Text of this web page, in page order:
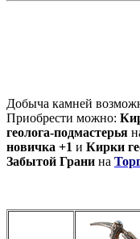
Добыча камней
Приобрести можно:
геолога-подмастерья
новичка +1 и Кирки
Забытой Грани на